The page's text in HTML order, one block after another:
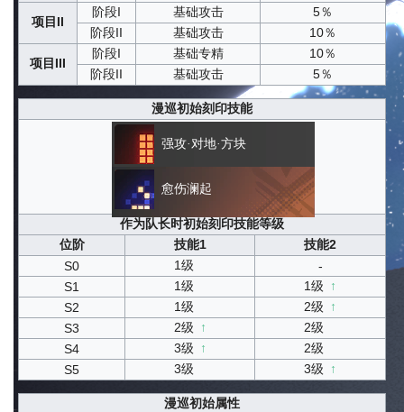
项目II
阶段I 基础攻击
5％
阶段II
基础攻击 10％
项目III
阶段I 基础专精
10％
阶段II
基础攻击 5％
漫巡初始刻印技能
强攻·对地·方块
愈伤澜起
作为队长时初始刻印技能等级
位阶
技能1
技能2
S0
1级
-
S1
1级 1级
↑
S2
1级 2级
↑
S3
2级 ↑
2级
S4
3级 ↑
2级
S5
3级 3级 ↑
漫巡初始属性